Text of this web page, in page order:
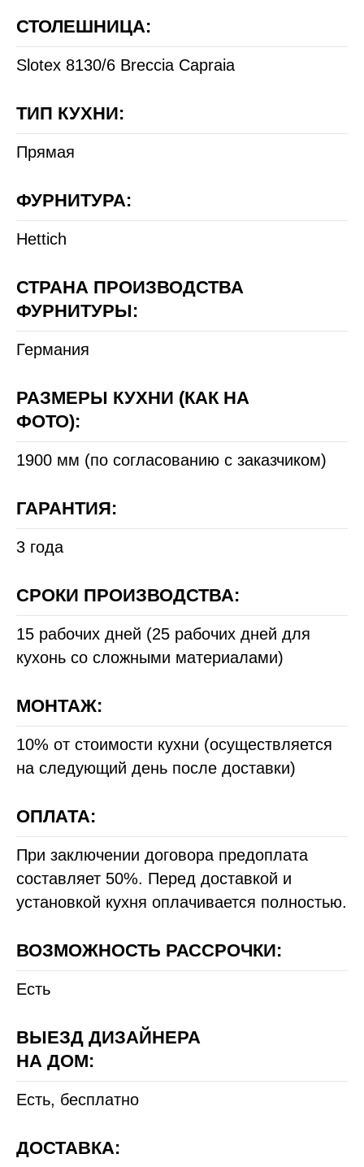
СТОЛЕШНИЦА:
Slotex 8130/6 Breccia Capraia
ТИП КУХНИ:
Прямая
ФУРНИТУРА:
Hettich
СТРАНА ПРОИЗВОДСТВА
ФУРНИТУРЫ:
Германия
РАЗМЕРЫ КУХНИ (КАК НА
ФОТО):
1900 мм (по согласованию с заказчиком)
ГАРАНТИЯ:
3 года
СРОКИ ПРОИЗВОДСТВА:
15 рабочих дней (25 рабочих дней для
кухонь со сложными материалами)
МОНТАЖ:
10% от стоимости кухни (осуществляется
на следующий день после доставки)
ОПЛАТА:
При заключении договора предоплата
составляет 50%. Перед доставкой и
установкой кухня оплачивается полностью.
ВОЗМОЖНОСТЬ РАССРОЧКИ:
Есть
ВЫЕЗД ДИЗАЙНЕРА
НА ДОМ:
Есть, бесплатно
ДОСТАВКА: